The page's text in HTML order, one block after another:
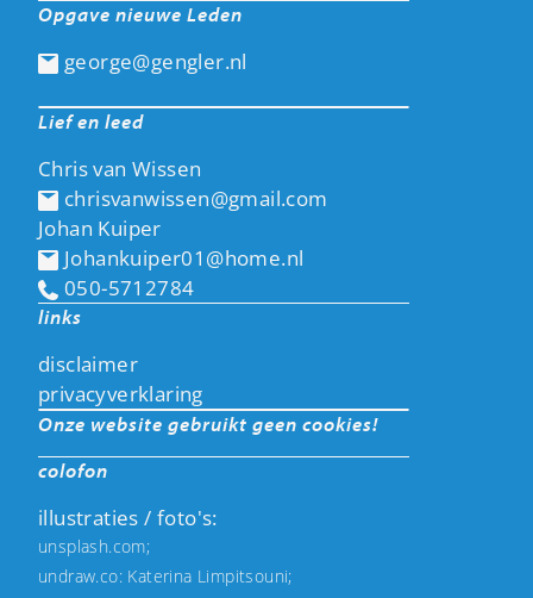
Opgave nieuwe Leden
george@gengler.nl
Lief en leed
Chris van Wissen
chrisvanwissen@gmail.com
Johan Kuiper
Johankuiper01@home.nl
050-5712784
links
disclaimer
privacyverklaring
Onze website gebruikt geen cookies!
colofon
illustraties / foto's:
unsplash.com;
undraw.co: Katerina Limpitsouni;